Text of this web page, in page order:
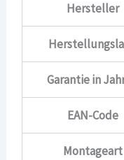
Hersteller
Garantie in
EAN-Code
Montageart